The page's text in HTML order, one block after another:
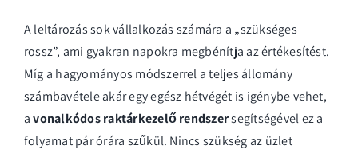
A leltározás sok vállalkozás számára a „szükséges
rossz”, ami gyakran napokra megbénítja az értékesítést.
Míg a hagyományos módszerrel a teljes állomány
számbavétele akár egy egész hétvégét is igénybe vehet,
avonalkódos raktárkezelő rendszersegítségével ez a
folyamat pár órára szűkül. Nincs szükség az üzlet